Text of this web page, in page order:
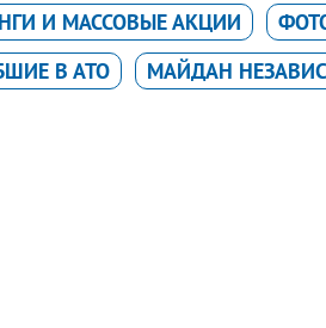
И МАССОВЫЕ АКЦИИ
В АТО
МАЙДАН